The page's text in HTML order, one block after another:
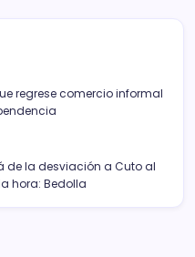
regrese comercio informal
de la desviación a Cuto al
hora: Bedolla